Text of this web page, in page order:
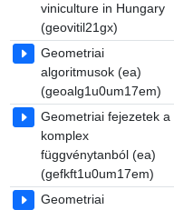
viniculture in Hungary
(geovitil21gx)
Geometriai
algoritmusok (ea)
(geoalg1u0um17em)
Geometriai fejezetek a
komplex
függvénytanból (ea)
(gefkft1u0um17em)
Geometriai